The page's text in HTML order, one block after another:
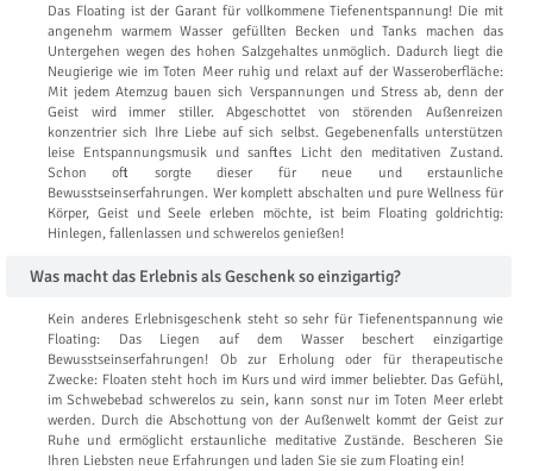
Das Floating ist der Garant für vollkommene Tiefenentspannung! Die mit
angenehm warmem Wasser gefüllten Becken und Tanks machen das
Untergehen wegen des hohen Salzgehaltes unmöglich. Dadurch liegt die
Neugierige wie im Toten Meer ruhig und relaxt auf der Wasseroberfläche:
Mit jedem Atemzug bauen sich Verspannungen und Stress ab, denn der
Geist wird immer stiller. Abgeschottet von störenden Außenreizen
konzentrier sich Ihre Liebe auf sich selbst. Gegebenenfalls unterstützen
leise Entspannungsmusik und sanftes Licht den meditativen Zustand.
Schon oft sorgte dieser für neue und erstaunliche
Bewusstseinserfahrungen. Wer komplett abschalten und pure Wellness für
Körper, Geist und Seele erleben möchte, ist beim Floating goldrichtig:
Hinlegen, fallenlassen und schwerelos genießen!
Was macht das Erlebnis als Geschenk so einzigartig?
Kein anderes Erlebnisgeschenk steht so sehr für Tiefenentspannung wie
Floating: Das Liegen auf dem Wasser beschert einzigartige
Bewusstseinserfahrungen! Ob zur Erholung oder für therapeutische
Zwecke: Floaten steht hoch im Kurs und wird immer beliebter. Das Gefühl,
im Schwebebad schwerelos zu sein, kann sonst nur im Toten Meer erlebt
werden. Durch die Abschottung von der Außenwelt kommt der Geist zur
Ruhe und ermöglicht erstaunliche meditative Zustände. Bescheren Sie
Ihren Liebsten neue Erfahrungen und laden Sie sie zum Floating ein!